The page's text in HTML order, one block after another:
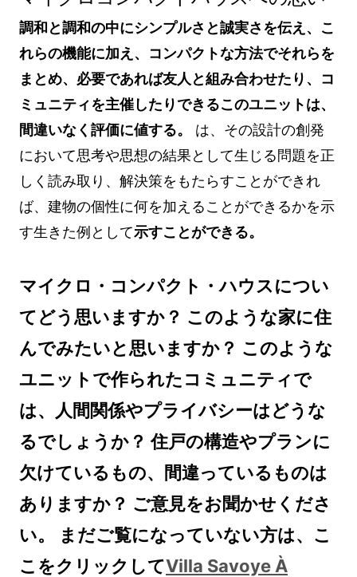
調和と調和の中にシンプルさと誠実さを伝え、こ
れらの機能に加え、コンパクトな方法でそれらを
まとめ、必要であれば友人と組み合わせたり、コ
ミュニティを主催したりできるこのユニットは、
間違いなく評価に値する。
は、その設計の創発
において思考や思想の結果として生じる問題を正
しく読み取り、解決策をもたらすことができれ
ば、建物の個性に何を加えることができるかを示
す生きた例として示すことができる。
マイクロ・コンパクト・ハウスについ
てどう思いますか？ このような家に住
んでみたいと思いますか？ このような
ユニットで作られたコミュニティで
は、人間関係やプライバシーはどうな
るでしょうか？ 住戸の構造やプランに
欠けているもの、間違っているものは
ありますか？ ご意見をお聞かせくださ
い。 まだご覧になっていない方は、こ
こをクリックしてVilla Savoye À